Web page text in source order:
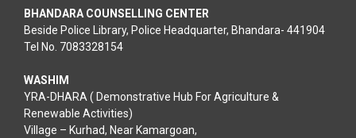
BHANDARA COUNSELLING CENTER
Beside Police Library, Police Headquarter, Bhandara- 441904
Tel No. 7083328154
WASHIM
YRA-DHARA ( Demonstrative Hub For Agriculture &
Renewable Activities)
Village – Kurhad, Near Kamargoan,